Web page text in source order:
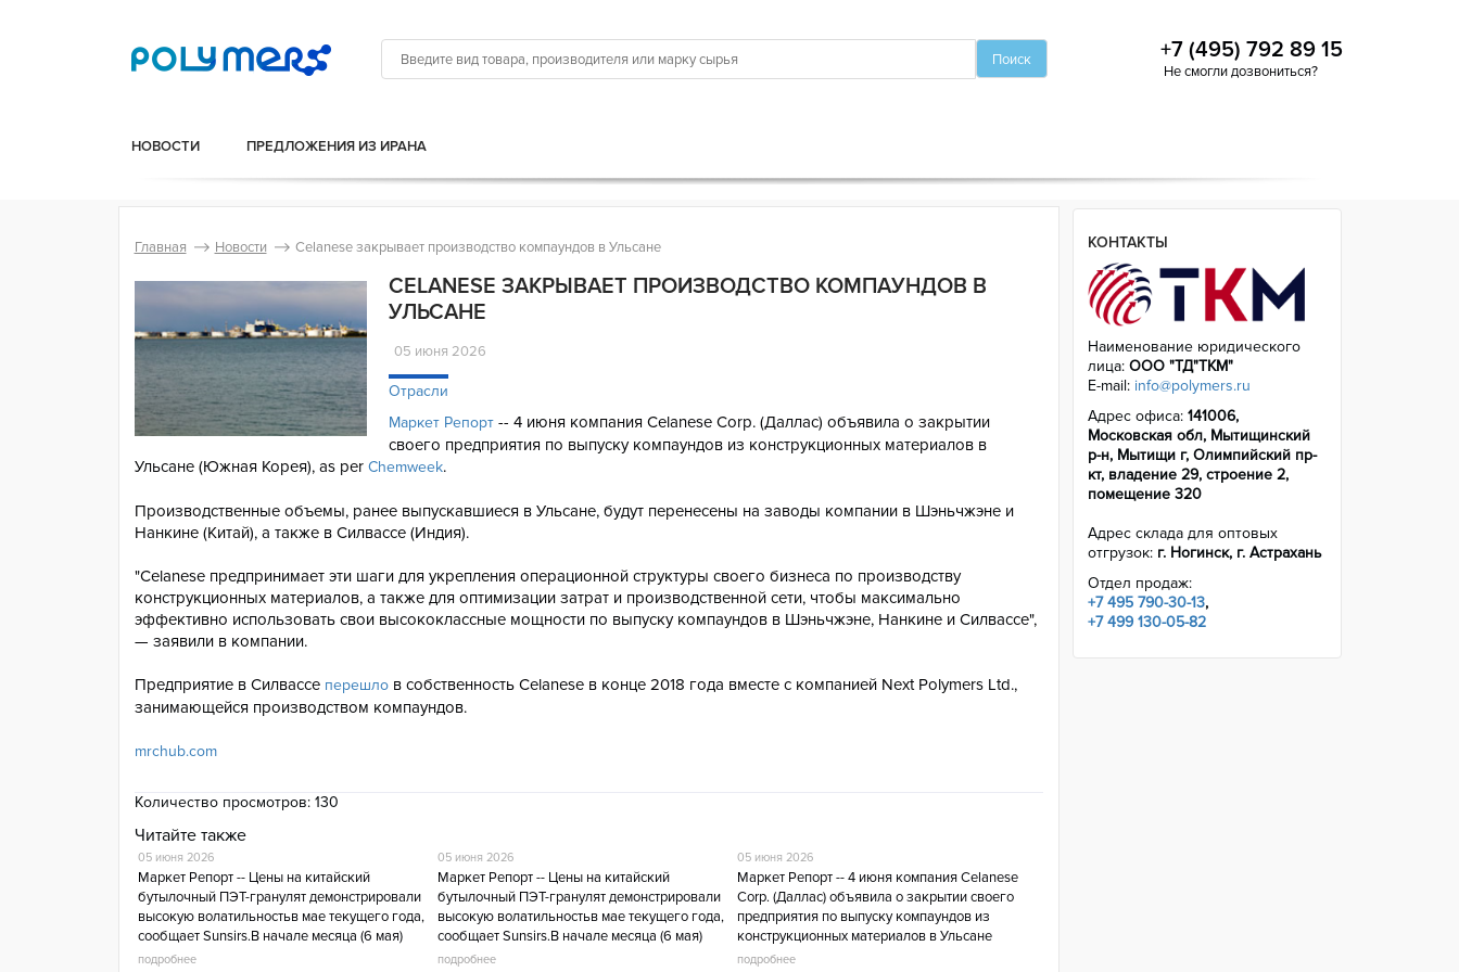
+7 (495) 792 89 15
Не смогли дозвониться?
НОВОСТИ ПРЕДЛОЖЕНИЯ ИЗ ИРАНА
Главная Новости Celanese закрывает производство компаундов в Ульсане
CELANESE ЗАКРЫВАЕТ ПРОИЗВОДСТВО КОМПАУНДОВ В
УЛЬСАНЕ
05 июня 2026
Отрасли
Маркет Репорт-- 4 июня компания Celanese Corp. (Даллас) объявила о закрытии
своего предприятия по выпуску компаундов из конструкционных материалов в
Ульсане (Южная Корея), as per Chemweek.
Производственные объемы, ранее выпускавшиеся в Ульсане, будут перенесены на заводы компании в Шэньчжэне и
Нанкине (Китай), а также в Силвассе (Индия).
"Celanese предпринимает эти шаги для укрепления операционной структуры своего бизнеса по производству
конструкционных материалов, а также для оптимизации затрат и производственной сети, чтобы максимально
эффективно использовать свои высококлассные мощности по выпуску компаундов в Шэньчжэне, Нанкине и Силвассе",
— заявили в компании.
Предприятие в Силвассе перешло в собственность Celanese в конце 2018 года вместе с компанией Next Polymers Ltd.,
занимающейся производством компаундов.
mrchub.com
Количество просмотров: 130
Читайте также
05 июня 2026
Маркет Репорт -- Цены на китайский
бутылочный ПЭТ-гранулят демонстрировали
высокую волатильностьв мае текущего года,
сообщает Sunsirs.В начале месяца (6 мая)
цена находилась на уровне приблизительно
подробнее
05 июня 2026
Маркет Репорт -- Цены на китайский
бутылочный ПЭТ-гранулят демонстрировали
высокую волатильностьв мае текущего года,
сообщает Sunsirs.В начале месяца (6 мая)
цена находилась на уровне приблизительно
подробнее
05 июня 2026
Маркет Репорт -- 4 июня компания Celanese
Corp. (Даллас) объявила о закрытии своего
предприятия по выпуску компаундов из
конструкционных материалов в Ульсане
(Южная Корея), as per
подробнее
КОНТАКТЫ
Наименование юридического
лица: ООО "ТД"ТКМ"
E-mail: info@polymers.ru
Адрес офиса: 141006,
Московская обл, Мытищинский
р-н, Мытищи г, Олимпийский пр-
кт, владение 29, строение 2,
помещение 320
Адрес склада для оптовых
отгрузок: г. Ногинск, г. Астрахань
Отдел продаж:
+7 495 790-30-13,
+7 499 130-05-82